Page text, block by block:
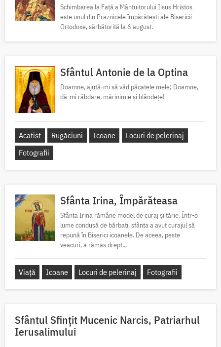
Schimbarea la Față a Mântuitorului Iisus Hristos
este unul din Praznicele împărătești ale Bisericii
Ortodoxe, sărbătorită la 6 august.
Sfântul Antonie de la Optina
Doamne, ajută-mi să văd păcatele mele; Doamne,
dă-mi răbdare, mărinimie şi blândeţe!
Acatist Rugăciuni Icoane
Locuri de pelerinaj
Fotografii
Sfânta Irina, Împărăteasa
Sfânta Irina rămâne model de curaj și tărie. Într-o
lume condusă de bărbați, sfânta a avut curajul să
repună în Biserici icoanele. De aceea, peste
veacuri, a rămas drept...
Viață Icoane Locuri de pelerinaj Fotografii
Sfântul Sfinţit Mucenic Narcis, Patriarhul
Ierusalimului